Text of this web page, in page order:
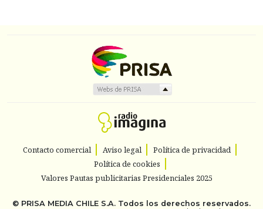
Contacto comercial Aviso legal
Política de privacidad
Política de cookies
Valores Pautas publicitarias Presidenciales 2025
© PRISA MEDIA CHILE S.A. Todos los derechos reservados.